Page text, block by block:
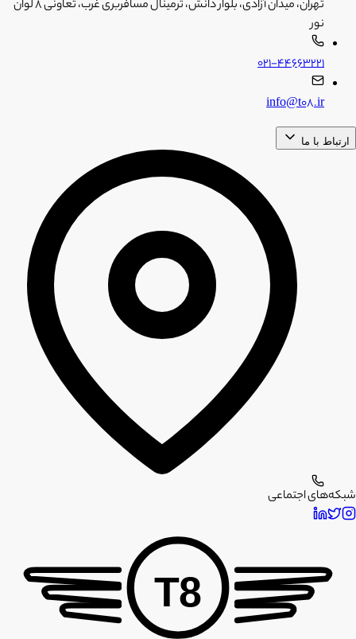
تهران، میدان آزادی، بلوار دانش، ترمینال مسافربری غرب، تعاونی ۸ لوان
نور
۰۲۱-۴۴۶۶۳۲۲۱
info@t08.ir
ارتباط با ما
شبکه‌های اجتماعی
T8